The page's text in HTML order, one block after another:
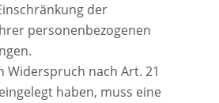
der
personenbezogenen
Widerspruch nach Art. 21
haben, muss eine